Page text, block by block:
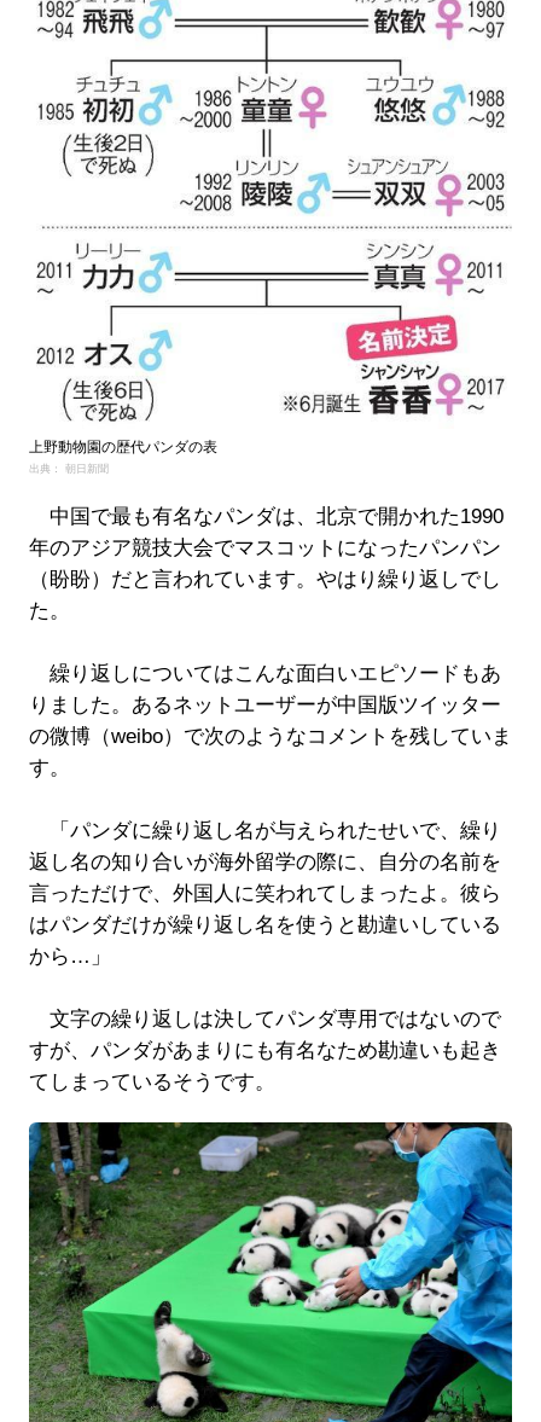
上野動物園の歴代パンダの表
出典： 朝日新聞
中国で最も有名なパンダは、北京で開かれた1990
年のアジア競技大会でマスコットになったパンパン
（盼盼）だと言われています。やはり繰り返しでし
た。
繰り返しについてはこんな面白いエピソードもあ
りました。あるネットユーザーが中国版ツイッター
の微博（weibo）で次のようなコメントを残していま
す。
「パンダに繰り返し名が与えられたせいで、繰り
返し名の知り合いが海外留学の際に、自分の名前を
言っただけで、外国人に笑われてしまったよ。彼ら
はパンダだけが繰り返し名を使うと勘違いしている
から…」
文字の繰り返しは決してパンダ専用ではないので
すが、パンダがあまりにも有名なため勘違いも起き
てしまっているそうです。